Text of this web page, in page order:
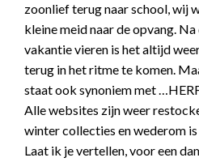
zoonlief terug naar school, wij
kleine meid naar de opvang.
vakantie vieren is het altijd
terug in het ritme te komen.
staat ook synoniem met
Alle websites zijn weer
winter collecties en wederom
Laat ik je vertellen, voor een